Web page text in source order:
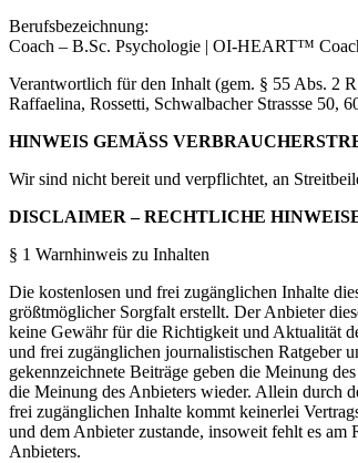
Berufsbezeichnung:
Coach – B.Sc. Psychologie | OI-HEART™
Verantwortlich für den Inhalt (gem. § 55 Abs. 2
Raffaelina, Rossetti, Schwalbacher Strassse 50,
HINWEIS GEMÄSS
Wir sind nicht bereit und verpflichtet, an
DISCLAIMER – RECHTLICHE
§ 1 Warnhinweis zu Inhalten
Die kostenlosen und frei zugänglichen Inhalte
größtmöglicher Sorgfalt erstellt. Der Anbieter
keine Gewähr für die Richtigkeit und Aktualität
und frei zugänglichen journalistischen Ratgeber
gekennzeichnete Beiträge geben die Meinung
die Meinung des Anbieters wieder. Allein durch
frei zugänglichen Inhalte kommt keinerlei
und dem Anbieter zustande, insoweit fehlt es am
Anbieters.